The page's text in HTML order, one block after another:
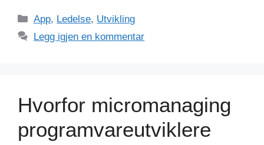
Kategorier
App, Ledelse, Utvikling
Legg igjen en kommentar
Hvorfor micromanaging
programvareutviklere